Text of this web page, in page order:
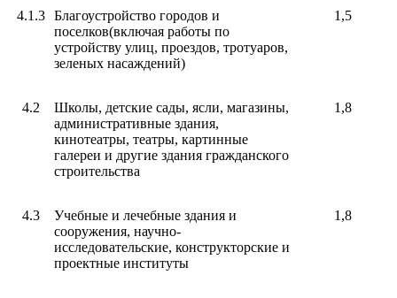
4.1.3
Благоустройство городов и
поселков(включая работы по
устройству улиц, проездов, тротуаров,
зеленых насаждений)
1,5
4.2
Школы, детские сады, ясли, магазины,
административные здания,
кинотеатры, театры, картинные
галереи и другие здания гражданского
строительства
1,8
4.3
Учебные и лечебные здания и
сооружения, научно-
исследовательские, конструкторские и
проектные институты
1,8